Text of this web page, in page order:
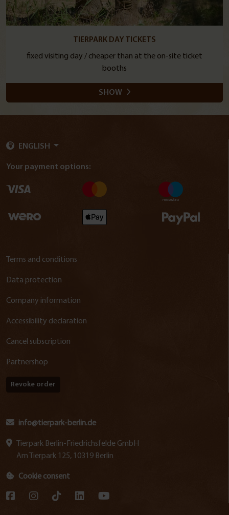
TIERPARK DAY TICKETS
fixed visiting day / cheaper than at the on-site ticket
booths
SHOW
ENGLISH
Your payment options:
Terms and conditions
Data protection
Company information
Accessibility declaration
Cancel subscription
Partnershop
Revoke order
info@tierpark-berlin.de
Tierpark Berlin-Friedrichsfelde GmbH
Am Tierpark 125, 10319 Berlin
Cookie consent